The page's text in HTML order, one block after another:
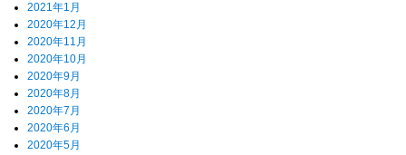
2021年1月
2020年12月
2020年11月
2020年10月
2020年9月
2020年8月
2020年7月
2020年6月
2020年5月